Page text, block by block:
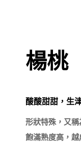
楊桃
酸酸甜甜，生
形狀特殊，又
飽滿熟度高，